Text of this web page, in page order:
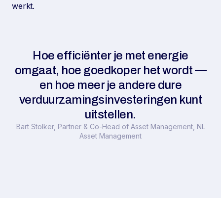
werkt.
Hoe efficiënter je met energie
omgaat, hoe goedkoper het wordt —
en hoe meer je andere dure
verduurzamingsinvesteringen kunt
uitstellen.
Bart Stolker, Partner & Co-Head of Asset Management, NL
Asset Management